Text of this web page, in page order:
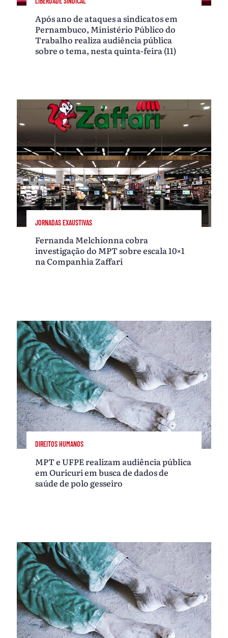
Após ano de ataques a sindicatos em
Pernambuco, Ministério Público do
Trabalho realiza audiência pública
sobre o tema, nesta quinta-feira (11)
JORNADAS EXAUSTIVAS
Fernanda Melchionna cobra
investigação do MPT sobre escala 10×1
na Companhia Zaffari
DIREITOS HUMANOS
MPT e UFPE realizam audiência pública
em Ouricuri em busca de dados de
saúde de polo gesseiro